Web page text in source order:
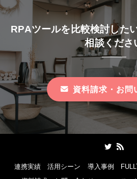
RPAツールを比較検討した
相談くださ
資料請求・お問
連携実績 活用シーン 導入事例